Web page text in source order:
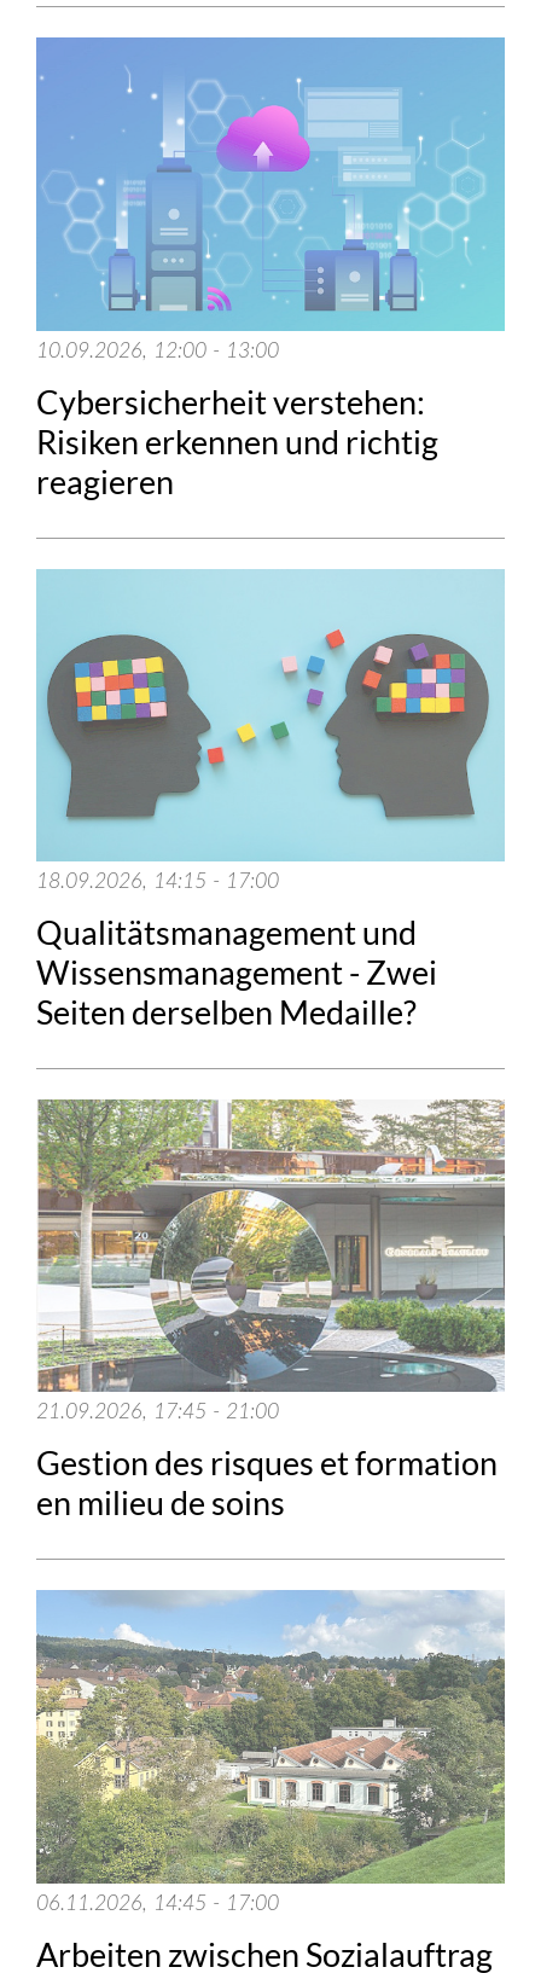
10.09.2026, 12:00 - 13:00
Cybersicherheit verstehen:
Risiken erkennen und richtig
reagieren
18.09.2026, 14:15 - 17:00
Qualitätsmanagement und
Wissensmanagement - Zwei
Seiten derselben Medaille?
21.09.2026, 17:45 - 21:00
Gestion des risques et formation
en milieu de soins
06.11.2026, 14:45 - 17:00
Arbeiten zwischen Sozialauftrag